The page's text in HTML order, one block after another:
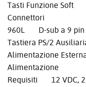
Tasti Funzione Soft
Connettori
960L D-sub a 9 pin
Tastiera PS/2
Alimentazione
Alimentazione
Requisiti 12 VDC, 2